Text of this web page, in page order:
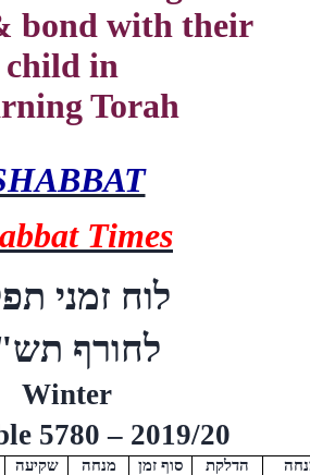
bond with their
child in
Torah
Times
לוח זמני
לחורף
Winter
5780 – 2019/20
שקיעה
מנחה
סוף זמן
הדלקת